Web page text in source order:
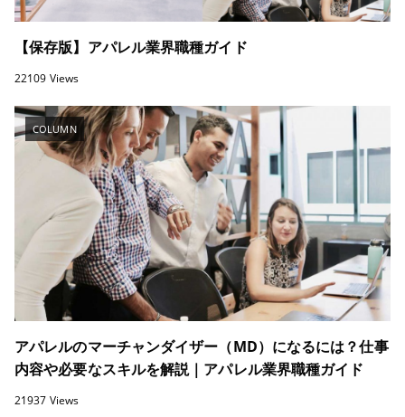
【保存版】アパレル業界職種ガイド
22109 Views
COLUMN
アパレルのマーチャンダイザー（MD）になるには？仕事
内容や必要なスキルを解説｜アパレル業界職種ガイド
21937 Views